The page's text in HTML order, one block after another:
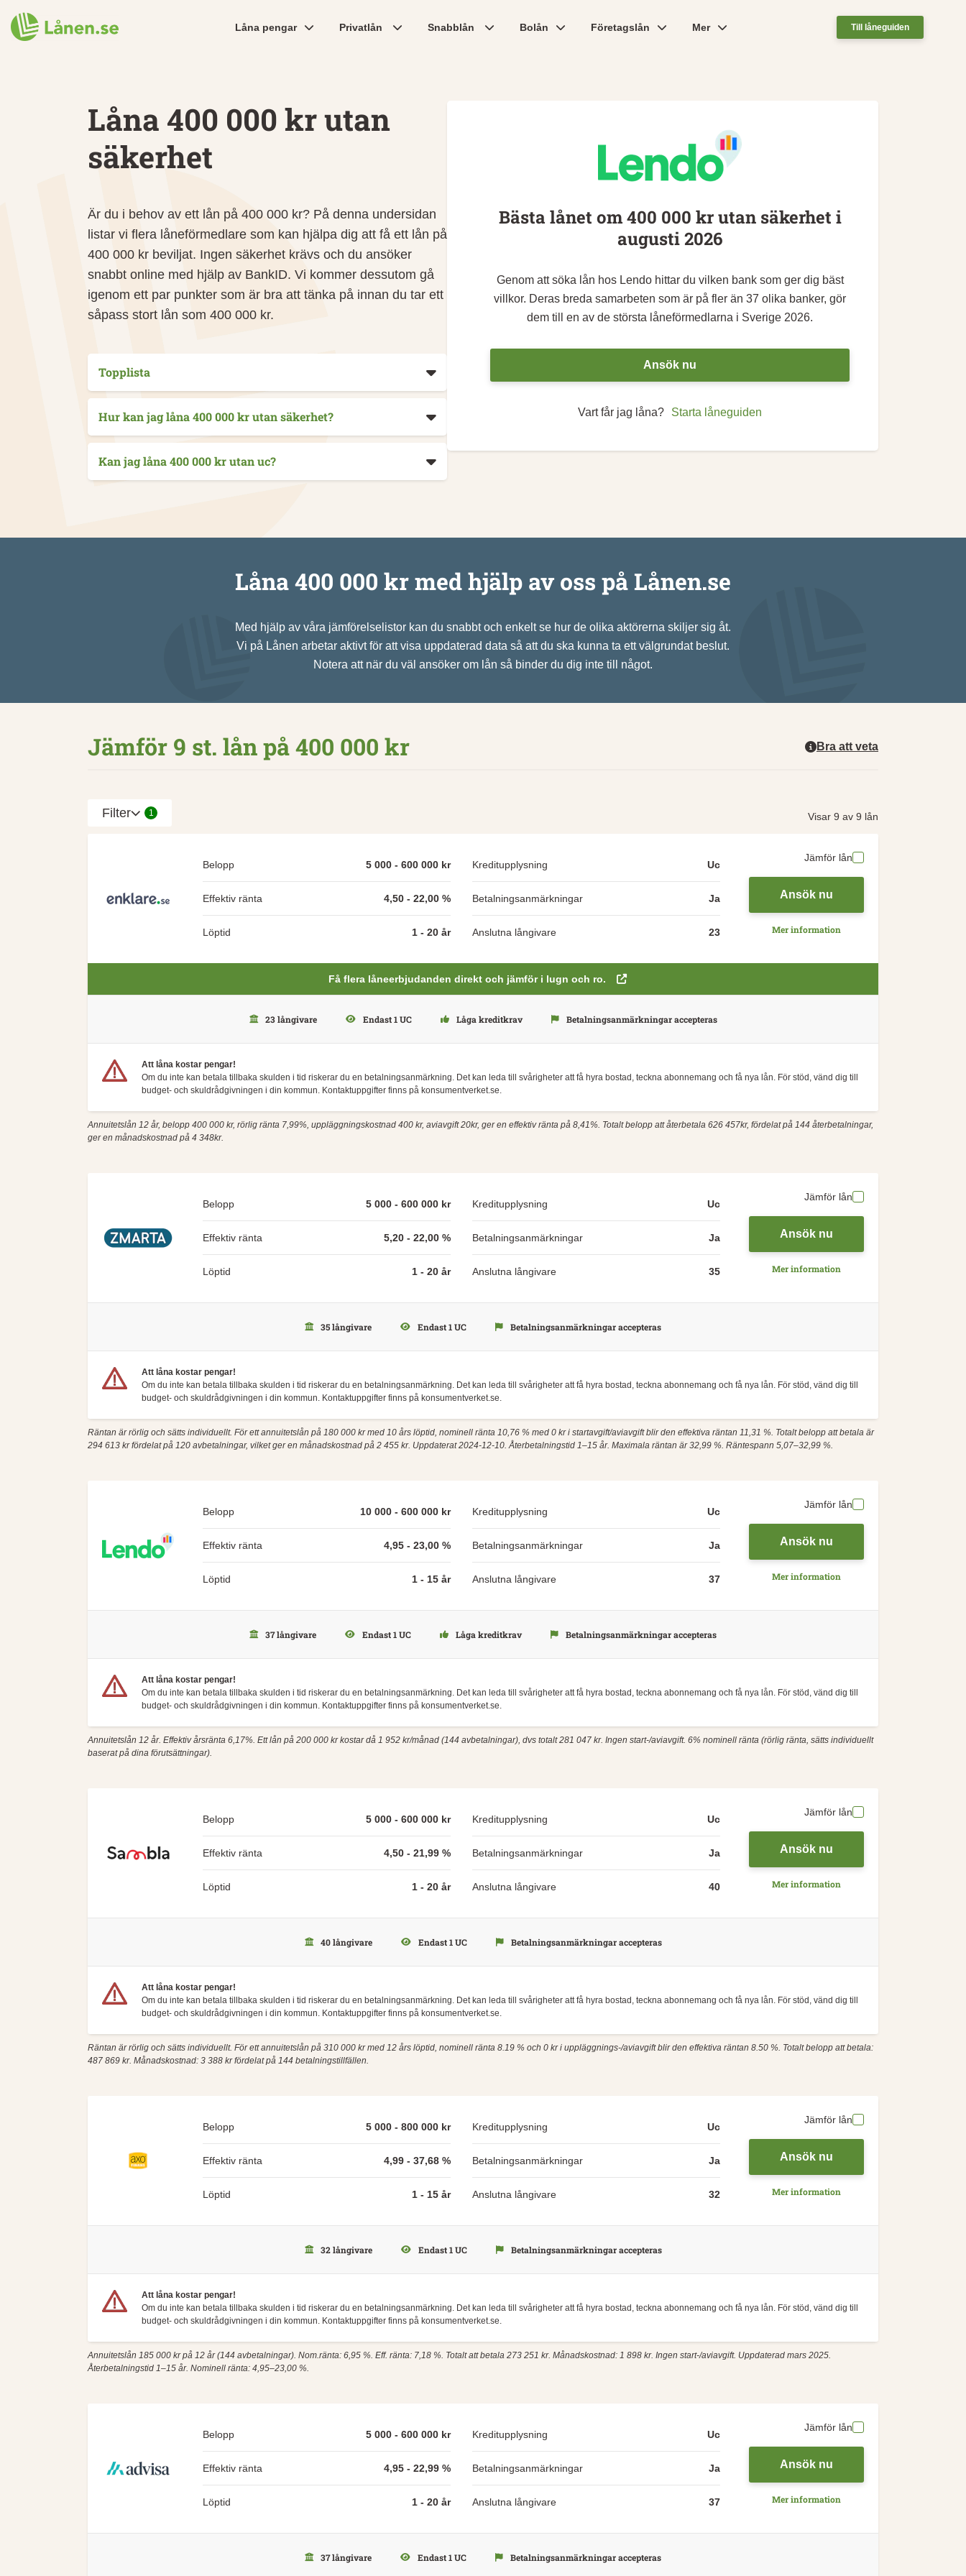
Låna pengar Privatlån Snabblån Bolån Företagslån Mer Till låneguiden
Låna 400 000 kr utan
säkerhet
Är du i behov av ett lån på 400 000 kr? På denna undersidan
listar vi flera låneförmedlare som kan hjälpa dig att få ett lån på
400 000 kr beviljat. Ingen säkerhet krävs och du ansöker
snabbt online med hjälp av BankID. Vi kommer dessutom gå
igenom ett par punkter som är bra att tänka på innan du tar ett
såpass stort lån som 400 000 kr.
Topplista
Hur kan jag låna 400 000 kr utan säkerhet?
Kan jag låna 400 000 kr utan uc?
Bästa lånet om 400 000 kr utan säkerhet i
augusti 2026
Genom att söka lån hos Lendo hittar du vilken bank som ger dig bäst
villkor. Deras breda samarbeten som är på fler än 37 olika banker, gör
dem till en av de största låneförmedlarna i Sverige 2026.
Ansök nu
Vart får jag låna? Starta låneguiden
Låna 400 000 kr med hjälp av oss på Lånen.se
Med hjälp av våra jämförelselistor kan du snabbt och enkelt se hur de olika aktörerna skiljer sig åt.
Vi på Lånen arbetar aktivt för att visa uppdaterad data så att du ska kunna ta ett välgrundat beslut.
Notera att när du väl ansöker om lån så binder du dig inte till något.
Jämför 9 st. lån på 400 000 kr Bra att veta
Filter 1 Visar 9 av 9 lån
Jämför lån
Belopp 5 000 - 600 000 kr
Effektiv ränta 4,50 - 22,00 %
Löptid 1 - 20 år
Kreditupplysning Uc
Betalningsanmärkningar Ja
Anslutna långivare 23
Ansök nu
Mer information
Få flera låneerbjudanden direkt och jämför i lugn och ro.
23 långivare Endast 1 UC Låga kreditkrav Betalningsanmärkningar accepteras
Att låna kostar pengar!
Om du inte kan betala tillbaka skulden i tid riskerar du en betalningsanmärkning. Det kan leda till svårigheter att få hyra bostad, teckna abonnemang och få nya lån. För stöd, vänd dig till
budget- och skuldrådgivningen i din kommun. Kontaktuppgifter finns på konsumentverket.se.
Annuitetslån 12 år, belopp 400 000 kr, rörlig ränta 7,99%, uppläggningskostnad 400 kr, aviavgift 20kr, ger en effektiv ränta på 8,41%. Totalt belopp att återbetala 626 457kr, fördelat på 144 återbetalningar,
ger en månadskostnad på 4 348kr.
Jämför lån
Belopp 5 000 - 600 000 kr
Effektiv ränta 5,20 - 22,00 %
Löptid 1 - 20 år
Kreditupplysning Uc
Betalningsanmärkningar Ja
Anslutna långivare 35
Ansök nu
Mer information
35 långivare Endast 1 UC Betalningsanmärkningar accepteras
Att låna kostar pengar!
Om du inte kan betala tillbaka skulden i tid riskerar du en betalningsanmärkning. Det kan leda till svårigheter att få hyra bostad, teckna abonnemang och få nya lån. För stöd, vänd dig till
budget- och skuldrådgivningen i din kommun. Kontaktuppgifter finns på konsumentverket.se.
Räntan är rörlig och sätts individuellt. För ett annuitetslån på 180 000 kr med 10 års löptid, nominell ränta 10,76 % med 0 kr i startavgift/aviavgift blir den effektiva räntan 11,31 %. Totalt belopp att betala är
294 613 kr fördelat på 120 avbetalningar, vilket ger en månadskostnad på 2 455 kr. Uppdaterat 2024-12-10. Återbetalningstid 1–15 år. Maximala räntan är 32,99 %. Räntespann 5,07–32,99 %.
Jämför lån
Belopp 10 000 - 600 000 kr
Effektiv ränta 4,95 - 23,00 %
Löptid 1 - 15 år
Kreditupplysning Uc
Betalningsanmärkningar Ja
Anslutna långivare 37
Ansök nu
Mer information
37 långivare Endast 1 UC Låga kreditkrav Betalningsanmärkningar accepteras
Att låna kostar pengar!
Om du inte kan betala tillbaka skulden i tid riskerar du en betalningsanmärkning. Det kan leda till svårigheter att få hyra bostad, teckna abonnemang och få nya lån. För stöd, vänd dig till
budget- och skuldrådgivningen i din kommun. Kontaktuppgifter finns på konsumentverket.se.
Annuitetslån 12 år. Effektiv årsränta 6,17%. Ett lån på 200 000 kr kostar då 1 952 kr/månad (144 avbetalningar), dvs totalt 281 047 kr. Ingen start-/aviavgift. 6% nominell ränta (rörlig ränta, sätts individuellt
baserat på dina förutsättningar).
Jämför lån
Belopp 5 000 - 600 000 kr
Effektiv ränta 4,50 - 21,99 %
Löptid 1 - 20 år
Kreditupplysning Uc
Betalningsanmärkningar Ja
Anslutna långivare 40
Ansök nu
Mer information
40 långivare Endast 1 UC Betalningsanmärkningar accepteras
Att låna kostar pengar!
Om du inte kan betala tillbaka skulden i tid riskerar du en betalningsanmärkning. Det kan leda till svårigheter att få hyra bostad, teckna abonnemang och få nya lån. För stöd, vänd dig till
budget- och skuldrådgivningen i din kommun. Kontaktuppgifter finns på konsumentverket.se.
Räntan är rörlig och sätts individuellt. För ett annuitetslån på 310 000 kr med 12 års löptid, nominell ränta 8.19 % och 0 kr i uppläggnings-/aviavgift blir den effektiva räntan 8.50 %. Totalt belopp att betala:
487 869 kr. Månadskostnad: 3 388 kr fördelat på 144 betalningstillfällen.
Jämför lån
Belopp 5 000 - 800 000 kr
Effektiv ränta 4,99 - 37,68 %
Löptid 1 - 15 år
Kreditupplysning Uc
Betalningsanmärkningar Ja
Anslutna långivare 32
Ansök nu
Mer information
32 långivare Endast 1 UC Betalningsanmärkningar accepteras
Att låna kostar pengar!
Om du inte kan betala tillbaka skulden i tid riskerar du en betalningsanmärkning. Det kan leda till svårigheter att få hyra bostad, teckna abonnemang och få nya lån. För stöd, vänd dig till
budget- och skuldrådgivningen i din kommun. Kontaktuppgifter finns på konsumentverket.se.
Annuitetslån 185 000 kr på 12 år (144 avbetalningar). Nom.ränta: 6,95 %. Eff. ränta: 7,18 %. Totalt att betala 273 251 kr. Månadskostnad: 1 898 kr. Ingen start-/aviavgift. Uppdaterad mars 2025.
Återbetalningstid 1–15 år. Nominell ränta: 4,95–23,00 %.
Jämför lån
Belopp 5 000 - 600 000 kr
Effektiv ränta 4,95 - 22,99 %
Löptid 1 - 20 år
Kreditupplysning Uc
Betalningsanmärkningar Ja
Anslutna långivare 37
Ansök nu
Mer information
37 långivare Endast 1 UC Betalningsanmärkningar accepteras